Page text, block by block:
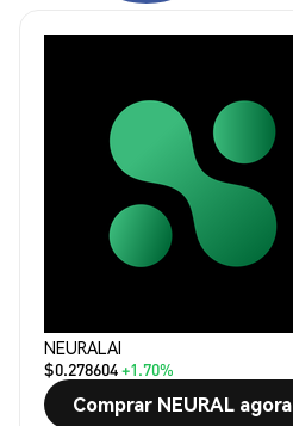
NEURALAI
$0.278604+1.70%
Comprar NEURAL agora